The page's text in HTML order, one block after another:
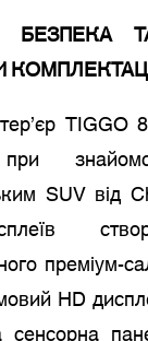
БЕЗПЕКА
SUV від
преміум-
HD